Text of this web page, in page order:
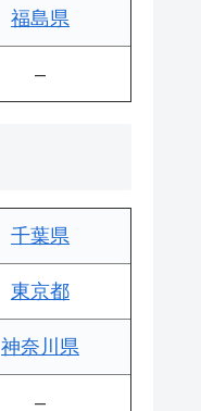
福島県
–
千葉県
東京都
神奈川県
–